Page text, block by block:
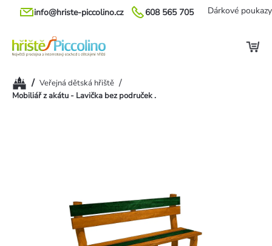
Přejít
608 565 705
info@hriste-piccolino.cz Dárkové poukazy
Domů/ Veřejná dětská hřiště /
Mobiliář z akátu - Lavička bez područek .